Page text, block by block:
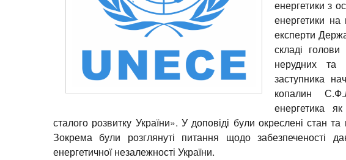
енергетики з
енергетики
експерти
складі
нерудних та
заступника
копалин
енергетика
сталого розвитку України». У доповіді були окреслені стан
Зокрема були розглянуті питання щодо забезпеченості
енергетичної незалежності України.